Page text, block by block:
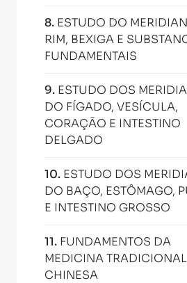
8. ESTUDO DO
RIM, BEXIGA E
FUNDAMENTAIS
9. ESTUDO DOS
DO FÍGADO, VESÍCULA,
CORAÇÃO E INTESTINO
DELGADO
10. ESTUDO DOS
DO BAÇO, ESTÔMAGO,
E INTESTINO GROSSO
11. FUNDAMENTOS DA
MEDICINA TRADICIONAL
CHINESA